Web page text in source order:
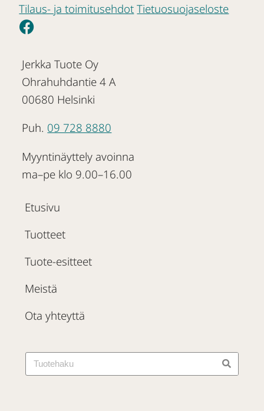
Tilaus- ja toimitusehdot Tietuosuojaseloste
Jerkka Tuote Oy
Ohrahuhdantie 4 A
00680 Helsinki
Puh. 09 728 8880
Myyntinäyttely avoinna
ma–pe klo 9.00–16.00
Etusivu
Tuotteet
Tuote-esitteet
Meistä
Ota yhteyttä